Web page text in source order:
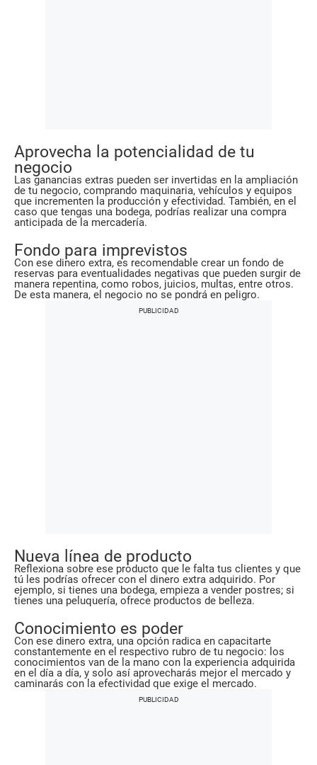
Aprovecha la potencialidad de tu
negocio
Las ganancias extras pueden ser invertidas en la ampliación
de tu negocio, comprando maquinaria, vehículos y equipos
que incrementen la producción y efectividad. También, en el
caso que tengas una bodega, podrías realizar una compra
anticipada de la mercadería.
Fondo para imprevistos
Con ese dinero extra, es recomendable crear un fondo de
reservas para eventualidades negativas que pueden surgir de
manera repentina, como robos, juicios, multas, entre otros.
De esta manera, el negocio no se pondrá en peligro.
Nueva línea de producto
Reflexiona sobre ese producto que le falta tus clientes y que
tú les podrías ofrecer con el dinero extra adquirido. Por
ejemplo, si tienes una bodega, empieza a vender postres; si
tienes una peluquería, ofrece productos de belleza.
Conocimiento es poder
Con ese dinero extra, una opción radica en capacitarte
constantemente en el respectivo rubro de tu negocio: los
conocimientos van de la mano con la experiencia adquirida
en el día a día, y solo así aprovecharás mejor el mercado y
caminarás con la efectividad que exige el mercado.